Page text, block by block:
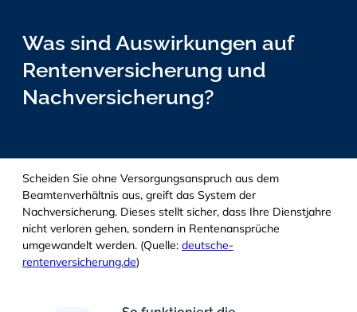
Was sind Auswirkungen auf
Rentenversicherung und
Nachversicherung?
Scheiden Sie ohne Versorgungsanspruch aus dem
Beamtenverhältnis aus, greift das System der
Nachversicherung. Dieses stellt sicher, dass Ihre Dienstjahre
nicht verloren gehen, sondern in Rentenansprüche
umgewandelt werden. (Quelle: deutsche-
rentenversicherung.de)